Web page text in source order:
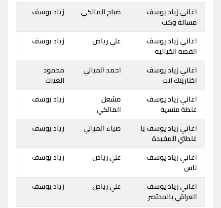
اغاني زياد يوسف
مسالة وكت
صباح المالكي زياد يوسف
اغاني زياد يوسف
القصه الخياليه
علي رياض زياد يوسف
اغاني زياد يوسف
اختاريتك انت
احمد الميالي
محمود
الغياث
اغاني زياد يوسف
غلطة منسية
مشعل
المالكي
زياد يوسف
اغاني زياد يوسف يا
غلطتي المفيدة
ضياء الميالي زياد يوسف
اغاني زياد يوسف
ناس
علي رياض زياد يوسف
اغاني زياد يوسف
العراقي بالمختصر
علي رياض زياد يوسف